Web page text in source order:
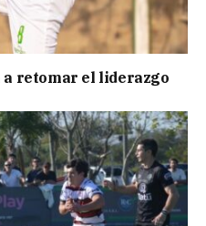
a retomar el liderazgo